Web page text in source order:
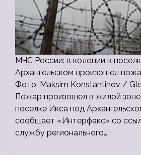
МЧС России: в колонии в
Архангельском произошел
Фото: Maksim Konstantinov /
Пожар произошел в жилой зоне
поселке Икса под
сообщает «Интерфакс» со
службу регионального…